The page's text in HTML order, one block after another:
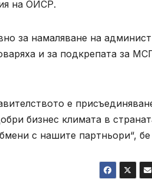
на ОИСР.
за намаляване на
и за подкрепата за
е
бизнес климата в
с нашите партньори“, бе